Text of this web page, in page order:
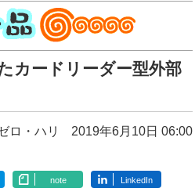
カードリーダー型外部
ロ・ハリ 2019年6月10日 06:00
note LinkedIn